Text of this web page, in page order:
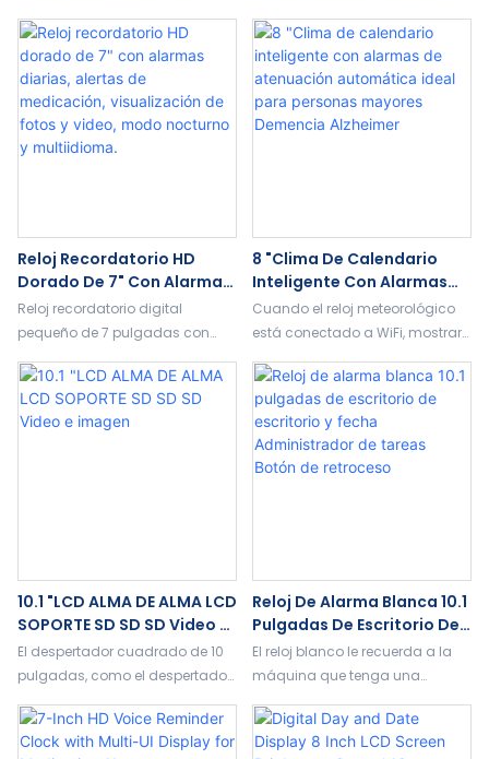
Alarma.
atenuación automática,
múltiples alarmas y fácil
configuración para una
visualización clara de la hora
diaria.
Usuario.
almacenamiento, reproducción
de fotos y vídeos, control remoto
y 18 interfaces de reloj
personalizables.
Reloj Recordatorio HD
Dorado De 7" Con Alarmas
Diarias, Alertas De
Medicación, Visualización
Nocturno Y Multiidioma.
Reloj recordatorio digital
pequeño de 7 pulgadas con
alertas de medicamentos,
visualización de fecha y hora,
control remoto. Perfecto para
8 "Clima De Calendario
Inteligente Con Alarmas
De Atenuación
Automática Ideal Para
Demencia Alzheimer
Cuando el reloj meteorológico
está conectado a WiFi, mostrará
tiempo real, temperatura y
humedad interiores y exteriores,
así como un calendario
perpetuo
10.1 "LCD ALMA DE ALMA LCD
SOPORTE SD SD SD Video E
Imagen
El despertador cuadrado de 10
pulgadas, como el despertador
australiano, ha ganado
popularidad por su gran
Reloj De Alarma Blanca 10.1
Pulgadas De Escritorio De
Escritorio Y Fecha
Administrador De Tareas
El reloj blanco le recuerda a la
máquina que tenga una
botones integrados en la parte
posterior hacen que el